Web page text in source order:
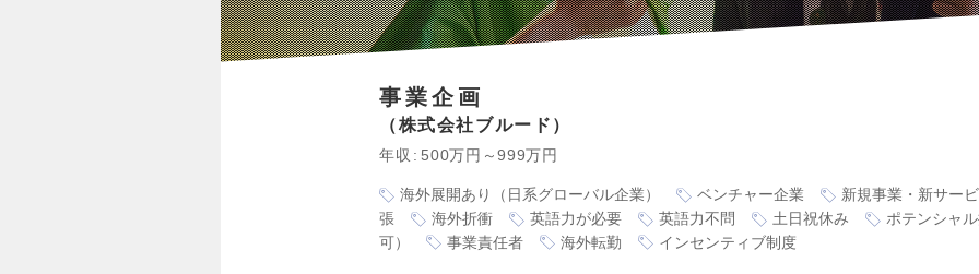
事業企画
株式会社ブルード
年収 500万円～999万円
海外展開あり（日系グローバル企業） ベンチャー企業
新規事業・新サー
張
海外折衝 英語力が必要 英語力不問 土日祝休み
ポテンシャ
可）
事業責任者 海外転勤 インセンティブ制度